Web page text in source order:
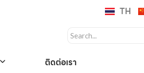
TH
ติดต่อเรา